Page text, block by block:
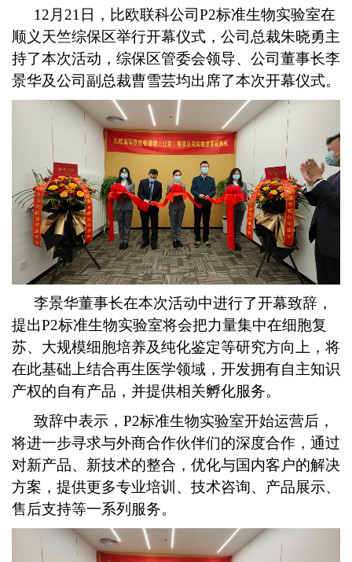
12 月21日，比欧联科公司P2标准生物实验室在
顺义天竺综保区举行开幕仪式，公司总裁朱晓勇主
持了本次活动，综保区管委会领导、公司董事长李
景华及公司副总裁曹雪芸均出席了本次开幕仪式。
李景华董事长在本次活动中进行了开幕致辞，
提出P2标准生物实验室将会把力量集中在细胞复
苏、大规模细胞培养及纯化鉴定等研究方向上，将
在此基础上结合再生医学领域，开发拥有自主知识
产权的自有产品，并提供相关孵化服务。
致辞中表示，P2标准生物实验室开始运营后，
将进一步寻求与外商合作伙伴们的深度合作，通过
对新产品、新技术的整合，优化与国内客户的解决
方案，提供更多专业培训、技术咨询、产品展示、
售后支持等一系列服务。